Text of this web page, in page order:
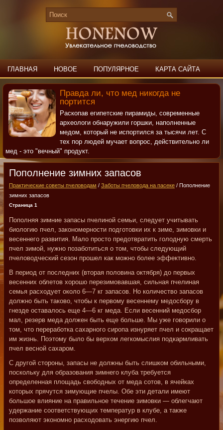
ГЛАВНАЯ НОВОЕ ПОПУЛЯРНОЕ КАРТА САЙТА
ПОИСК КОНТАКТЫ
Правда ли, что мед никогда не
портится
Раскопав египетские пирамиды, современные
археологи обнаружили горшки, наполненные
медом, который не испортился за тысячи лет. С
тех пор людей мучает вопрос, действительно ли
мед - это "вечный" продукт.
Пополнение зимних запасов
Практические советы пчеловодам / Заботы пчеловода на пасеке / Пополнение
зимних запасов
Страница 1
Пополняя зимние запасы пчелиной семьи, следует учитывать
биологию пчел, закономерности подготовки их к зиме, зимовки и
весеннего развития. Мало просто предотвратить голодную смерть
пчел зимой, нужно позаботиться о том, чтобы следующий
пчеловодческий сезон прошел как можно более эффективно.
В период от последних (вторая половина октября) до первых
весенних облетов хорошо перезимовавшая, сильная пчелиная
семья расходует около 6—7 кг запасов. Но количество запасов
должно быть таково, чтобы к первому весеннему медосбору в
гнезде оставалось еще 4—6 кг меда. Если весенний медосбор
мал, резерв меда должен быть еще больше. Мы уже говорили о
том, что переработка сахарного сиропа изнуряет пчел и сокращает
им жизнь. Поэтому было бы верхом легкомыслия подкармливать
пчел весной сахаром.
С другой стороны, запасы не должны быть слишком обильными,
поскольку для образования зимнего клуба требуется
определенная площадь свободных от меда сотов, в ячейках
которых прячутся зимующие пчелы. Обе эти детали имеют
большое влияние на правильное течение зимовки — облегчают
удержание соответствующих температур в клубе, а также
позволяют экономно расходовать энергию пчел.